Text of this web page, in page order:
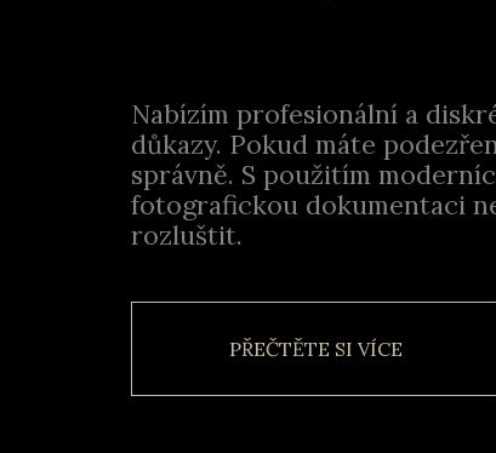
Nabízím profesionální a
důkazy. Pokud máte
správně. S použitím
fotografickou dokumentaci
rozluštit.
PŘEČTĚTE SI VÍCE